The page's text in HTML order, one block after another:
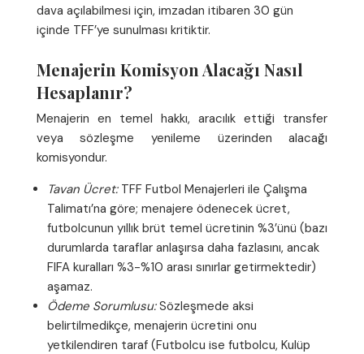
dava açılabilmesi için, imzadan itibaren 30 gün
içinde TFF’ye sunulması kritiktir.
Menajerin Komisyon Alacağı Nasıl
Hesaplanır?
Menajerin en temel hakkı, aracılık ettiği transfer
veya sözleşme yenileme üzerinden alacağı
komisyondur.
Tavan Ücret: TFF Futbol Menajerleri ile Çalışma
Talimatı’na göre; menajere ödenecek ücret,
futbolcunun yıllık brüt temel ücretinin %3’ünü (bazı
durumlarda taraflar anlaşırsa daha fazlasını, ancak
FIFA kuralları %3-%10 arası sınırlar getirmektedir)
aşamaz.
Ödeme Sorumlusu:Sözleşmede aksi
belirtilmedikçe, menajerin ücretini onu
yetkilendiren taraf (Futbolcu ise futbolcu, Kulüp